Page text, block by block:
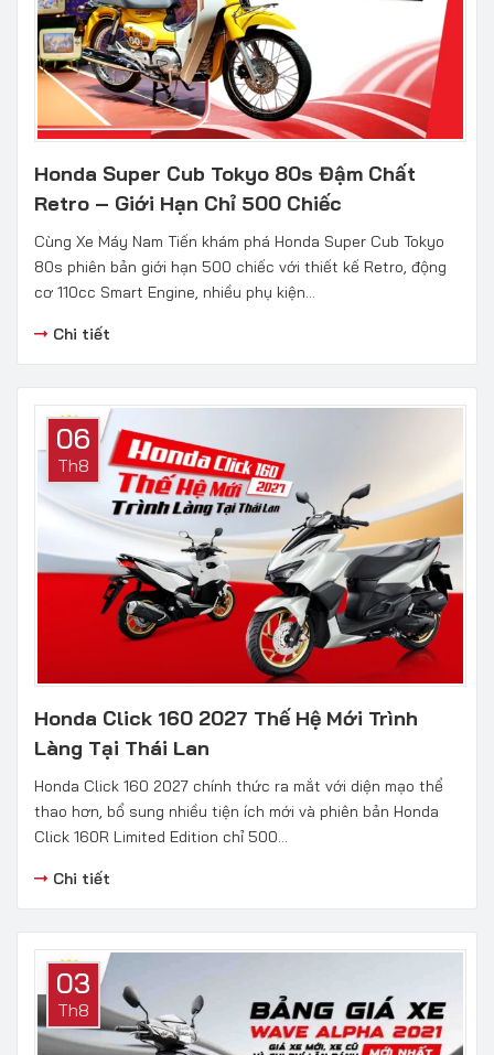
Honda Super Cub Tokyo 80s Đậm Chất
Retro – Giới Hạn Chỉ 500 Chiếc
Cùng Xe Máy Nam Tiến khám phá Honda Super Cub Tokyo
80s phiên bản giới hạn 500 chiếc với thiết kế Retro, động
cơ 110cc Smart Engine, nhiều phụ kiện...
Chi tiết
06
Th8
Honda Click 160 2027 Thế Hệ Mới Trình
Làng Tại Thái Lan
Honda Click 160 2027 chính thức ra mắt với diện mạo thể
thao hơn, bổ sung nhiều tiện ích mới và phiên bản Honda
Click 160R Limited Edition chỉ 500...
Chi tiết
03
Th8